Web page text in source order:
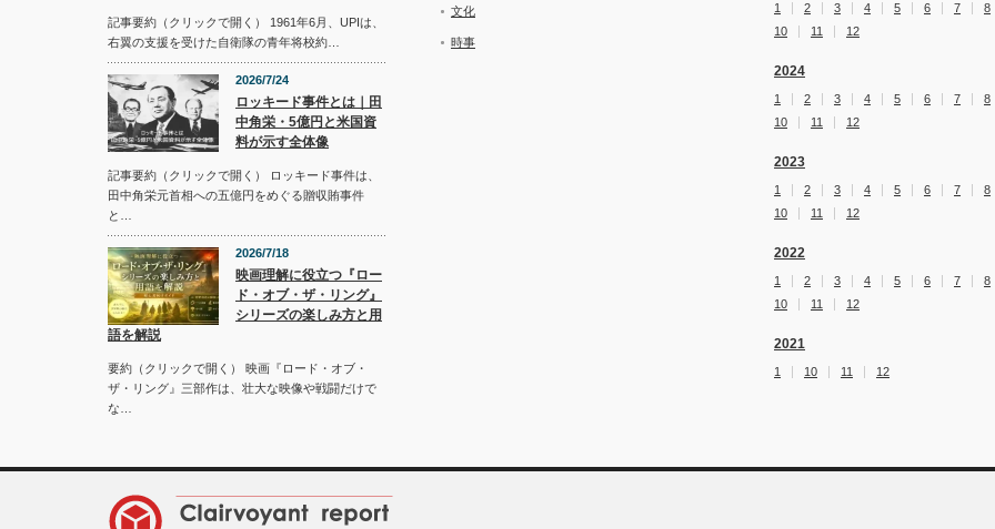
記事要約（クリックで開く） 1961年6月、UPIは、
右翼の支援を受けた自衛隊の青年将校約…
2026/7/24
ロッキード事件とは｜田
中角栄・5億円と米国資
料が示す全体像
記事要約（クリックで開く） ロッキード事件は、
田中角栄元首相への五億円をめぐる贈収賄事件
と…
2026/7/18
映画理解に役立つ『ロー
ド・オブ・ザ・リング』
シリーズの楽しみ方と用
語を解説
要約（クリックで開く） 映画『ロード・オブ・
ザ・リング』三部作は、壮大な映像や戦闘だけで
な…
文化
時事
1 2 3 4 5 6 7
8
10
11 12
2024
1 2 3 4 5 6 7
8
10
11 12
2023
1 2 3 4 5 6 7
8
10
11 12
2022
1 2 3 4 5 6 7
8
10
11 12
2021
1 10 11 12